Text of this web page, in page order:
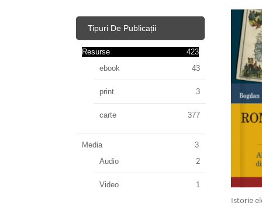
Istorie
Tipuri De Publicații
Resurse
423
ebook
43
print 3
carte 377
Media
3
Audio
2
Video 1